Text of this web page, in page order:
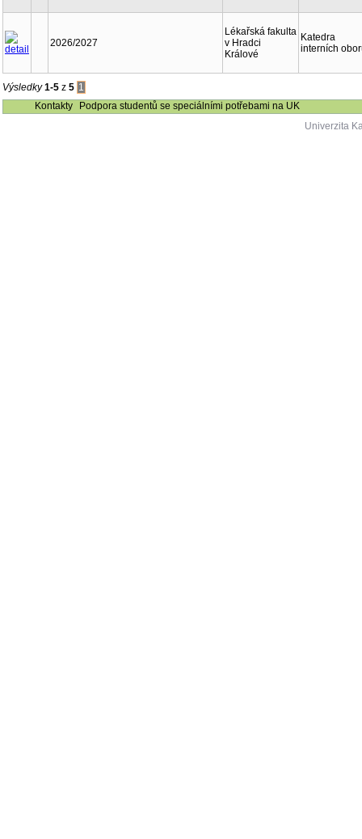
2026/2027
Lékařská fakulta
v Hradci
Králové
Katedra
interních
Výsledky1-5 z 5 1
Kontakty
Podpora studentů se speciálními potřebami na UK
Univerzita